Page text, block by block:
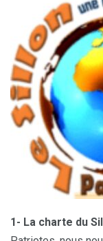
1- La charte du